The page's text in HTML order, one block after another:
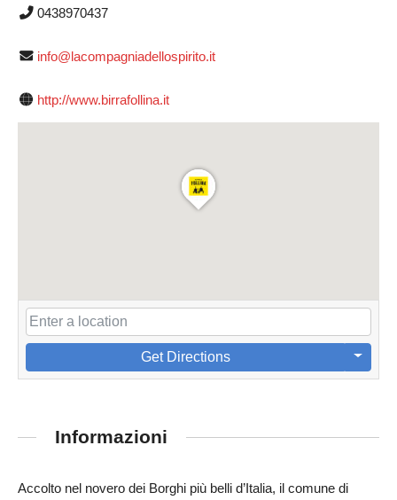
0438970437
info@lacompagniadellospirito.it
http://www.birrafollina.it
Get Directions
Informazioni
Accolto nel novero dei Borghi più belli d’Italia, il comune di